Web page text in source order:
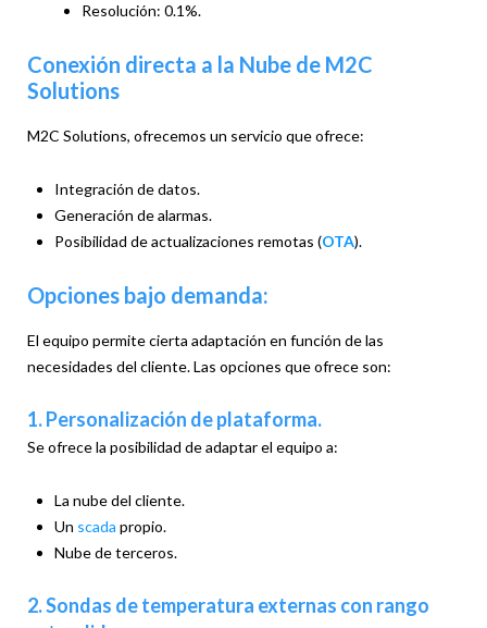
Resolución: 0.1%.
Conexión directa a la Nube de M2C
Solutions
M2C Solutions, ofrecemos un servicio que ofrece:
Integración de datos.
Generación de alarmas.
Posibilidad de actualizaciones remotas (OTA).
Opciones bajo demanda:
El equipo permite cierta adaptación en función de las
necesidades del cliente. Las opciones que ofrece son:
1. Personalización de plataforma.
Se ofrece la posibilidad de adaptar el equipo a:
La nube del cliente.
Un scada propio.
Nube de terceros.
2. Sondas de temperatura externas con rango